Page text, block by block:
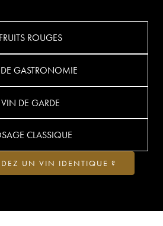
FRUITS ROUGES
GASTRONOMIE
VIN DE GARDE
CLASSIQUE
UN VIN IDENTIQUE ?